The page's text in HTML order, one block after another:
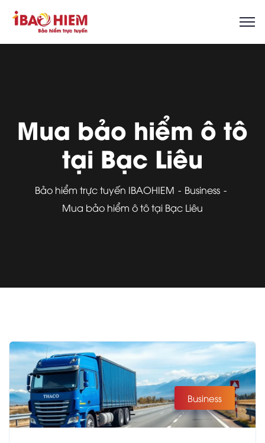
Mua bảo hiểm ô tô
tại Bạc Liêu
Bảo hiểm trực tuyến IBAOHIEM
Business
Mua bảo hiểm ô tô tại Bạc Liêu
Business